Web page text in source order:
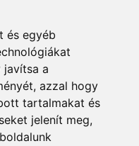
és egyéb
javítsa a
azzal hogy
tartalmakat és
jelenít meg,
módok